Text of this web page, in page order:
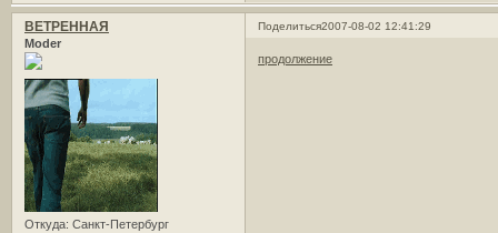
Поделиться2007-08-02 12:41:29
ВЕТРЕННАЯ
Moder
Откуда: Санкт-Петербург
продолжение